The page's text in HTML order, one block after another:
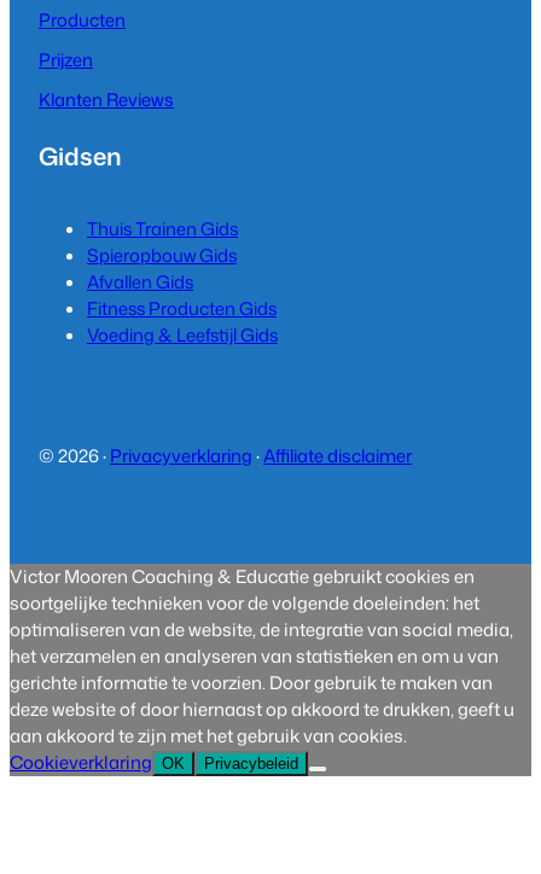
Producten
Prijzen
Klanten Reviews
Gidsen
Thuis Trainen Gids
Spieropbouw Gids
Afvallen Gids
Fitness Producten Gids
Voeding & Leefstijl Gids
© 2026 ·Privacyverklaring·Affiliate disclaimer
Victor Mooren Coaching & Educatie gebruikt cookies en
soortgelijke technieken voor de volgende doeleinden: het
optimaliseren van de website, de integratie van social media,
het verzamelen en analyseren van statistieken en om u van
gerichte informatie te voorzien. Door gebruik te maken van
deze website of door hiernaast op akkoord te drukken, geeft u
aan akkoord te zijn met het gebruik van cookies.
Cookieverklaring OK Privacybeleid